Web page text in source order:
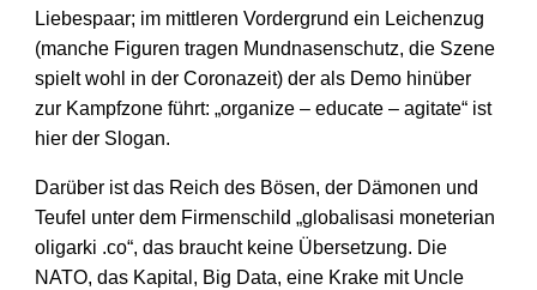
Liebes­paar; im mittleren Vordergrund ein Leichen­zug
(manche Figuren tragen Mundnasen­schutz, die Szene
spielt wohl in der Corona­zeit) der als Demo hinüber
zur Kampf­zone führt: „organize – educate – agitate“ ist
hier der Slogan.
Darüber ist das Reich des Bösen, der Dämonen und
Teufel unter dem Firmen­schild „globalisasi moneterian
oligarki .co“, das braucht keine Über­setzung. Die
NATO, das Kapital, Big Data, eine Krake mit Uncle